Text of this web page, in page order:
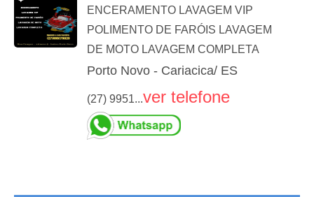
ENCERAMENTO LAVAGEM VIP
POLIMENTO DE FARÓIS LAVAGEM
DE MOTO LAVAGEM COMPLETA
Porto Novo - Cariacica/ ES
(27) 9951...ver telefone